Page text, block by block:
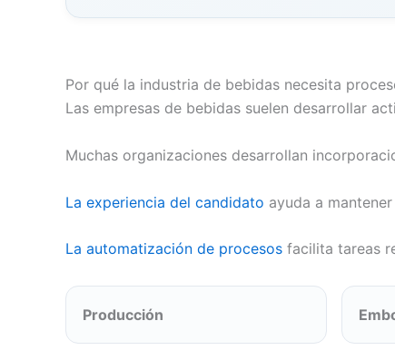
Por qué la industria de bebidas necesita
Las empresas de bebidas suelen desarrollar
Muchas organizaciones desarrollan
La experiencia del candidato ayuda a
La automatización de procesos facilita tareas
Producción